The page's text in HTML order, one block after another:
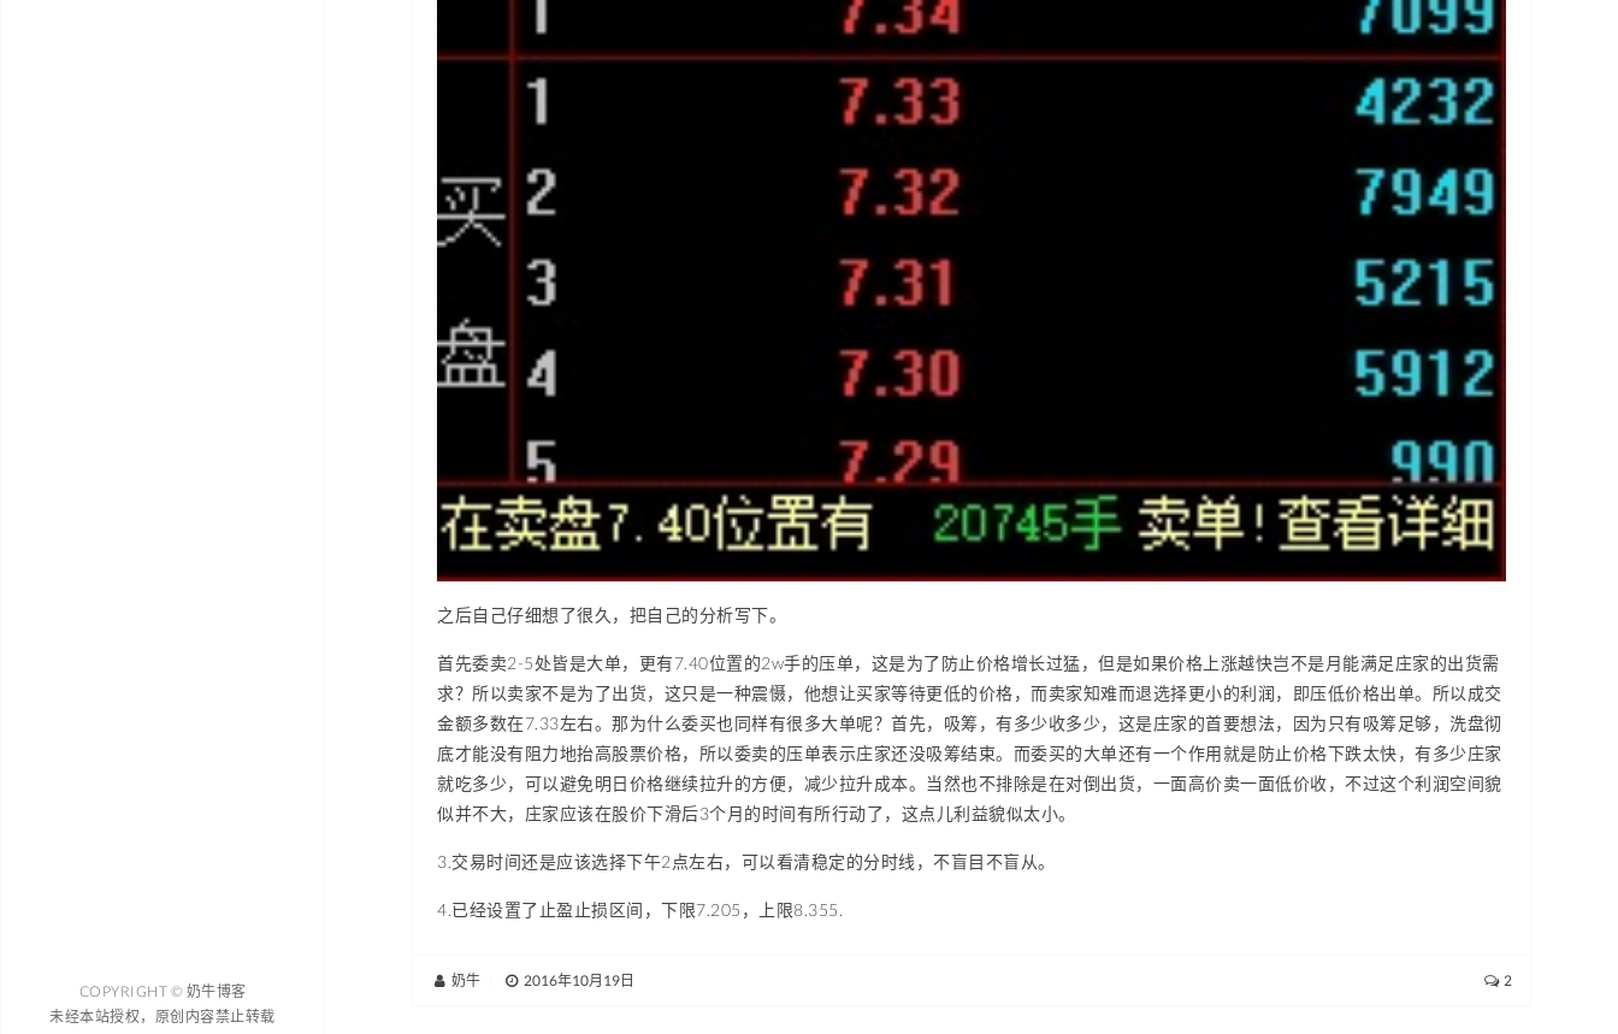
COPYRIGHT © 奶牛博客
未经本站授权，原创内容禁止转载
之后自己仔细想了很久，把自己的分析写下。
首先委卖2-5处皆是大单，更有7.40位置的2w手的压单，这是为了防止价格增长过猛，但是如果价格上涨越快岂不是月能满足庄家的出货需
求？所以卖家不是为了出货，这只是一种震慑，他想让买家等待更低的价格，而卖家知难而退选择更小的利润，即压低价格出单。所以成交
金额多数在7.33左右。那为什么委买也同样有很多大单呢？首先，吸筹，有多少收多少，这是庄家的首要想法，因为只有吸筹足够，洗盘彻
底才能没有阻力地抬高股票价格，所以委卖的压单表示庄家还没吸筹结束。而委买的大单还有一个作用就是防止价格下跌太快，有多少庄家
就吃多少，可以避免明日价格继续拉升的方便，减少拉升成本。当然也不排除是在对倒出货，一面高价卖一面低价收，不过这个利润空间貌
似并不大，庄家应该在股价下滑后3个月的时间有所行动了，这点儿利益貌似太小。
3.交易时间还是应该选择下午2点左右，可以看清稳定的分时线，不盲目不盲从。
4.已经设置了止盈止损区间，下限7.205，上限8.355.
奶牛 2016年10月19日 2